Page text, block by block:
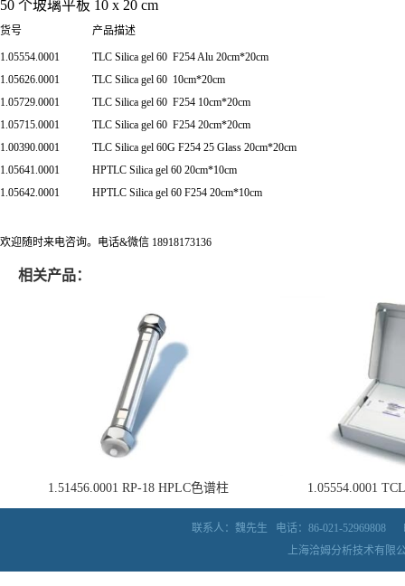
50 个玻璃平板 10 x 20 cm
货号 产品描述
1.05554.0001
TLC Silica gel 60 F254 Alu 20cm*20cm
1.05626.0001
TLC Silica gel 60 10cm*20cm
1.05729.0001
TLC Silica gel 60 F254 10cm*20cm
1.05715.0001
TLC Silica gel 60 F254 20cm*20cm
1.00390.0001
TLC Silica gel 60G F254 25 Glass 20cm*20cm
1.05641.0001
HPTLC Silica gel 60 20cm*10cm
1.05642.0001
HPTLC Silica gel 60 F254 20cm*10cm
欢迎随时来电咨询。电话&微信 18918173136
相关产品：
1.51456.0001 RP-18 HPLC色谱柱 1.05554.0001
联系人：魏先生 电话：86-021-52969808
上海洽姆分析技术有限